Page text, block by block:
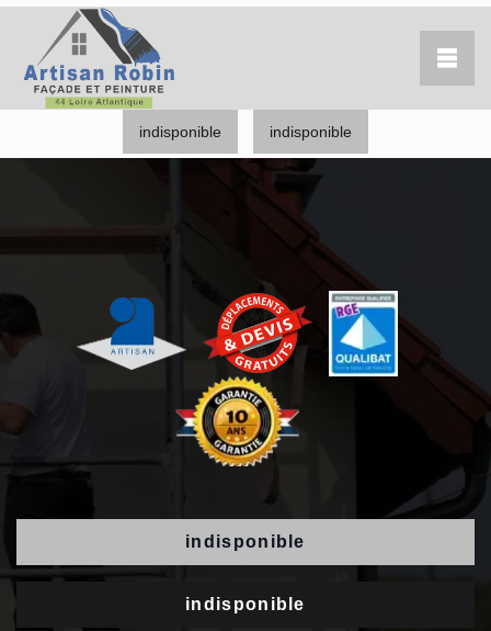
indisponible indisponible
indisponible
indisponible